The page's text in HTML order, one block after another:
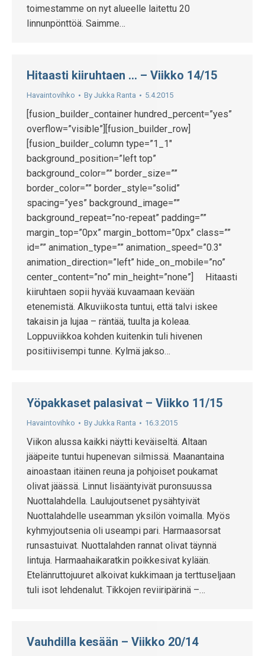
toimestamme on nyt alueelle laitettu 20
linnunpönttöä. Saimme…
Hitaasti kiiruhtaen … – Viikko 14/15
Havaintovihko By Jukka Ranta 5.4.2015
[fusion_builder_container hundred_percent=”yes”
overflow=”visible”][fusion_builder_row]
[fusion_builder_column type=”1_1″
background_position=”left top”
background_color=”” border_size=””
border_color=”” border_style=”solid”
spacing=”yes” background_image=””
background_repeat=”no-repeat” padding=””
margin_top=”0px” margin_bottom=”0px” class=””
id=”” animation_type=”” animation_speed=”0.3″
animation_direction=”left” hide_on_mobile=”no”
center_content=”no” min_height=”none”] Hitaasti
kiiruhtaen sopii hyvää kuvaamaan kevään
etenemistä. Alkuviikosta tuntui, että talvi iskee
takaisin ja lujaa – räntää, tuulta ja koleaa.
Loppuviikkoa kohden kuitenkin tuli hivenen
positiivisempi tunne. Kylmä jakso…
Yöpakkaset palasivat – Viikko 11/15
Havaintovihko By Jukka Ranta 16.3.2015
Viikon alussa kaikki näytti keväiseltä. Altaan
jääpeite tuntui hupenevan silmissä. Maanantaina
ainoastaan itäinen reuna ja pohjoiset poukamat
olivat jäässä. Linnut lisääntyivät puronsuussa
Nuottalahdella. Laulujoutsenet pysähtyivät
Nuottalahdelle useamman yksilön voimalla. Myös
kyhmyjoutsenia oli useampi pari. Harmaasorsat
runsastuivat. Nuottalahden rannat olivat täynnä
lintuja. Harmaahaikaratkin poikkesivat kylään.
Etelänruttojuuret alkoivat kukkimaan ja terttuseljaan
tuli isot lehdenalut. Tikkojen reviiripärinä –…
Vauhdilla kesään – Viikko 20/14